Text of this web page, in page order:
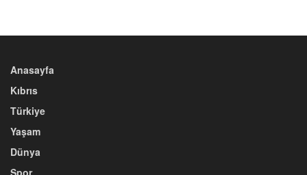
Anasayfa
Kıbrıs
Türkiye
Yaşam
Dünya
Spor